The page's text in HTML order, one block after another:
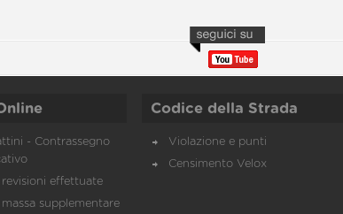
- Contrassegno
revisioni effettuate
supplementare
Codice della Strada
Violazione e punti
Censimento Velox